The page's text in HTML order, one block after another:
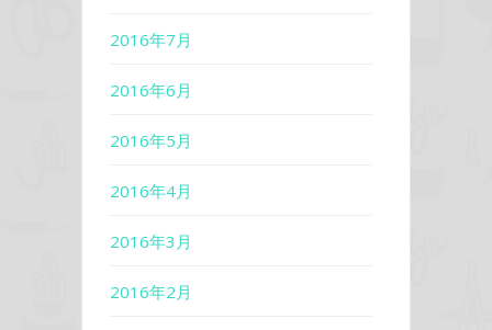
2016年7月
2016年6月
2016年5月
2016年4月
2016年3月
2016年2月